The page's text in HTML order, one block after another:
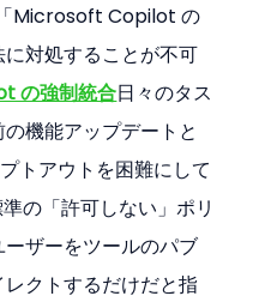
Microsoft Copilot の
対処することが不可
の強制統合日々のタス
機能アップデートと
トアウトを困難にして
の「許可しない」ポリ
ザーをツールのパブ
クトするだけだと指